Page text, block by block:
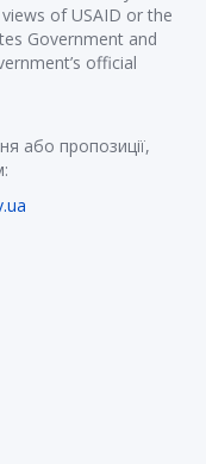
of USAID or the
Government and
official
або пропозиції,